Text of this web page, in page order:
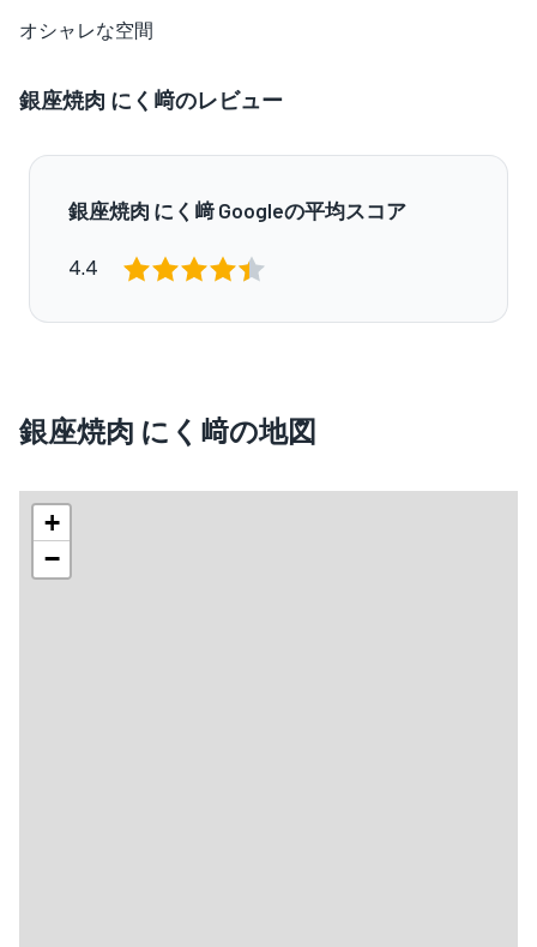
オシャレな空間
銀座焼肉 にく﨑のレビュー
銀座焼肉 にく﨑 Googleの平均スコア
4.4
銀座焼肉 にく﨑の地図
+
−